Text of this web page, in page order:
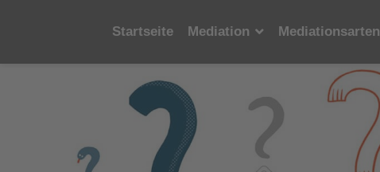
Startseite Mediation Mediationsarten